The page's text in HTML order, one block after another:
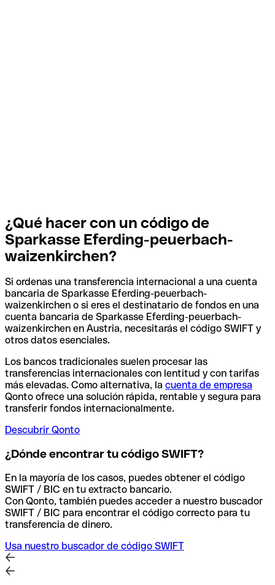
¿Qué hacer con un código de
Sparkasse Eferding-peuerbach-
waizenkirchen?
Si ordenas una transferencia internacional a una cuenta
bancaria de Sparkasse Eferding-peuerbach-
waizenkirchen o si eres el destinatario de fondos en una
cuenta bancaria de Sparkasse Eferding-peuerbach-
waizenkirchen en Austria, necesitarás el código SWIFT y
otros datos esenciales.
Los bancos tradicionales suelen procesar las
transferencias internacionales con lentitud y con tarifas
más elevadas. Como alternativa, la cuenta de empresa
Qonto ofrece una solución rápida, rentable y segura para
transferir fondos internacionalmente.
Descubrir Qonto
¿Dónde encontrar tu código SWIFT?
En la mayoría de los casos, puedes obtener el código
SWIFT / BIC en tu extracto bancario.
Con Qonto, también puedes acceder a nuestro buscador
SWIFT / BIC para encontrar el código correcto para tu
transferencia de dinero.
Usa nuestro buscador de código SWIFT